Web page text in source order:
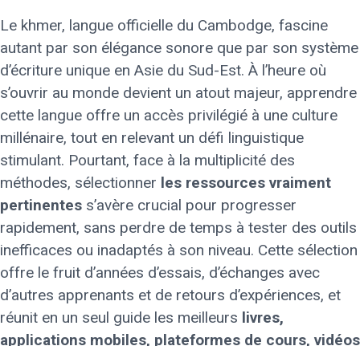
Le khmer, langue officielle du Cambodge, fascine
autant par son élégance sonore que par son système
d’écriture unique en Asie du Sud-Est. À l’heure où
s’ouvrir au monde devient un atout majeur, apprendre
cette langue offre un accès privilégié à une culture
millénaire, tout en relevant un défi linguistique
stimulant. Pourtant, face à la multiplicité des
méthodes, sélectionner les ressources vraiment
pertinentes s’avère crucial pour progresser
rapidement, sans perdre de temps à tester des outils
inefficaces ou inadaptés à son niveau. Cette sélection
offre le fruit d’années d’essais, d’échanges avec
d’autres apprenants et de retours d’expériences, et
réunit en un seul guide les meilleurs livres,
applications mobiles, plateformes de cours, vidéos